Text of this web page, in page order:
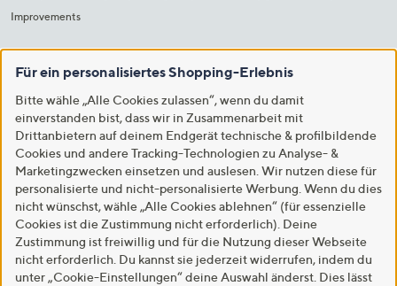
Improvements
Für ein personalisiertes Shopping-Erlebnis
Bitte wähle „Alle Cookies zulassen“, wenn du damit
einverstanden bist, dass wir in Zusammenarbeit mit
Drittanbietern auf deinem Endgerät technische & profilbildende
Cookies und andere Tracking-Technologien zu Analyse- &
Marketingzwecken einsetzen und auslesen. Wir nutzen diese für
personalisierte und nicht-personalisierte Werbung. Wenn du dies
nicht wünschst, wähle „Alle Cookies ablehnen“ (für essenzielle
Cookies ist die Zustimmung nicht erforderlich). Deine
Zustimmung ist freiwillig und für die Nutzung dieser Webseite
nicht erforderlich. Du kannst sie jederzeit widerrufen, indem du
unter „Cookie-Einstellungen“ deine Auswahl änderst. Dies lässt